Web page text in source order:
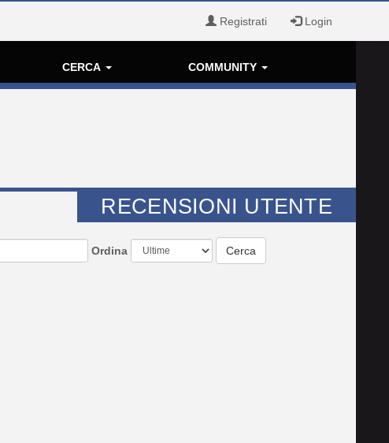
Registrati Login
CERCA COMMUNITY
RECENSIONI UTENTE
Ordina Cerca